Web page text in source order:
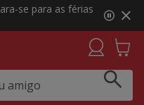
se para as férias